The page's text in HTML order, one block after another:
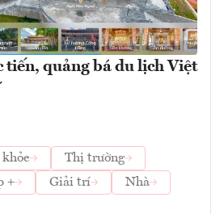
tiến, quảng bá du lịch Việt
khỏe
Thị trường
+ Giải trí
Nhà